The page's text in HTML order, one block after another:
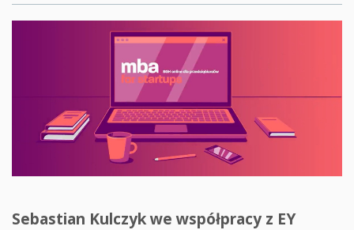
Sebastian Kulczyk we współpracy z EY